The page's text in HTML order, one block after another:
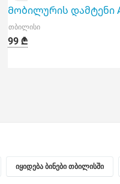
C, Type-c, USB, Spa
Მობილურის დამტენი
თბილისი
99 ₾
იყიდება ბინები თბილისში